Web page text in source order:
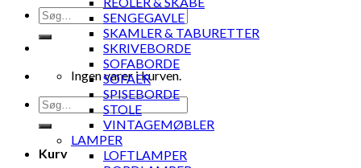
Søg
efter:
Ingen varer i kurven.
Søg
efter:
Kurv
SENGEGAVLE
SKAMLER & TABURETTER
SKRIVEBORDE
SOFABORDE
SOFAER
SPISEBORDE
STOLE
VINTAGEMØBLER
LAMPER
LOFTLAMPER